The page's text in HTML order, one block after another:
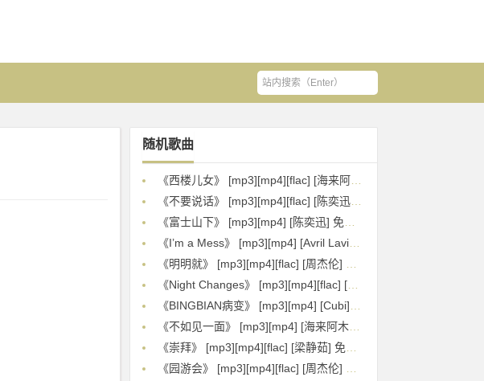
随机歌曲
《西楼儿女》 [mp3][mp4][flac] [海来阿木] 免费下载
《不要说话》 [mp3][mp4][flac] [陈奕迅] 免费下载
《富士山下》 [mp3][mp4] [陈奕迅] 免费下载
《I’m a Mess》 [mp3][mp4] [Avril Lavigne][YUNGBLUD] 免费下载
《明明就》 [mp3][mp4][flac] [周杰伦] 免费下载
《Night Changes》 [mp3][mp4][flac] [One Direction] 免费下载
《BINGBIAN病变》 [mp3][mp4] [Cubi][Fi9江澈][Birck] 免费下载
《不如见一面》 [mp3][mp4] [海来阿木] 免费下载
《崇拜》 [mp3][mp4][flac] [梁静茹] 免费下载
《园游会》 [mp3][mp4][flac] [周杰伦] 免费下载